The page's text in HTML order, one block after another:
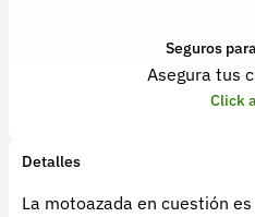
Seguros
Asegura tus
Click
Detalles
La motoazada en cuestión